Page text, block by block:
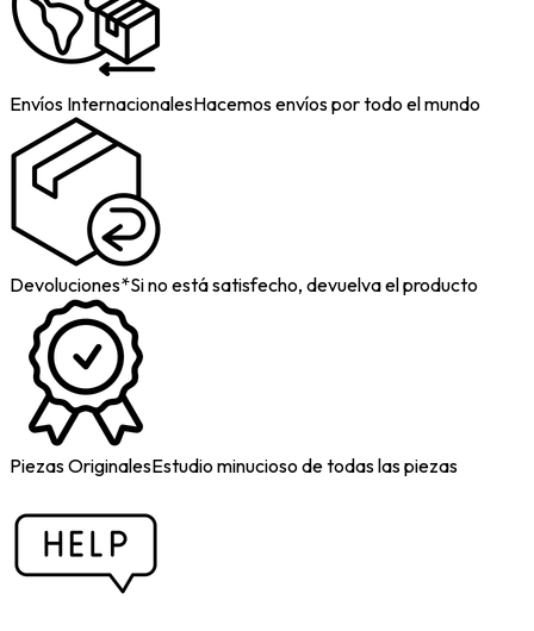
Envíos InternacionalesHacemos envíos por todo el mundo
Devoluciones*Si no está satisfecho, devuelva el producto
Piezas OriginalesEstudio minucioso de todas las piezas